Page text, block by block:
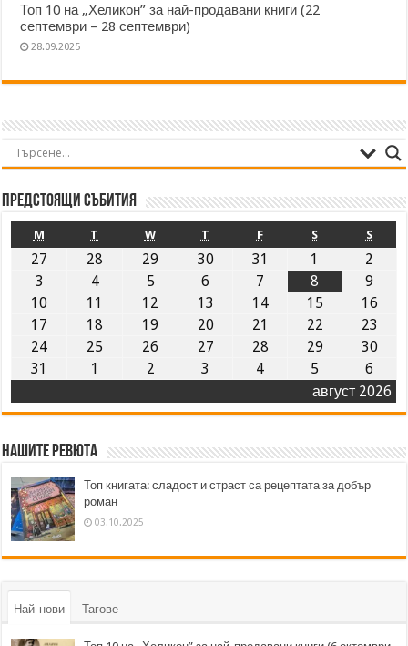
Топ 10 на „Хеликон” за най-продавани книги (22
септември – 28 септември)
28.09.2025
Предстоящи събития
август 2026
M T W T F S S
27 28 29 30 31 1
2
3
4 5 6 7 8
9
10
11 12 13 14 15
16
17
18 19 20 21 22
23
24
25 26 27 28 29
30
31
1 2 3 4 5 6
Нашите ревюта
Топ книгата: сладост и страст са рецептата за добър
роман
03.10.2025
Най-нови Тагове